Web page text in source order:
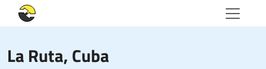
La Ruta, Cuba